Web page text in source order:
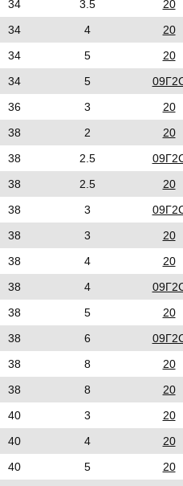
34 3.5
20
34 4
20
34 5
20
34 5
36 3
20
38 2
20
38 2.5
38 2.5
20
38 3
38 3
20
38 4
20
38 4
38 5
20
38 6
38 8
20
38 8
20
40 3
20
40 4
20
40 5
20